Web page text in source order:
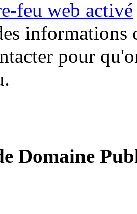
feu web activé
informations
pour
Domaine